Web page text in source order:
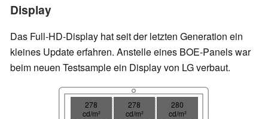
Display
Das Full-HD-Display hat seit der letzten Generation ein
kleines Update erfahren. Anstelle eines BOE-Panels war
beim neuen Testsample ein Display von LG verbaut.
278
cd/m²
278
cd/m²
280
cd/m²